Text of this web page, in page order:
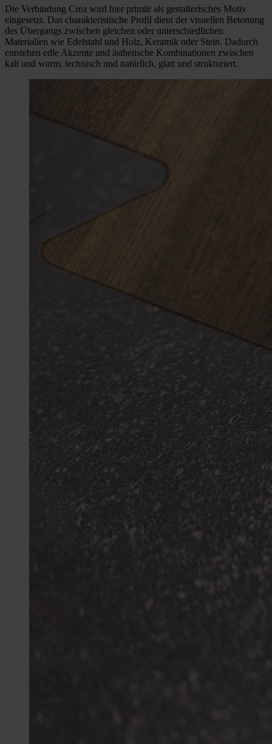
Die Verbindung Crea wird hier primär als gestalterisches Motiv
eingesetzt. Das charakteristische Profil dient der visuellen Betonung
des Übergangs zwischen gleichen oder unterschiedlichen
Materialien wie Edelstahl und Holz, Keramik oder Stein. Dadurch
entstehen edle Akzente und ästhetische Kombinationen zwischen
kalt und warm, technisch und natürlich, glatt und strukturiert.